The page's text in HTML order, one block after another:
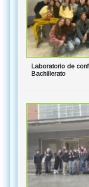
Laboratorio de
Bachillerato